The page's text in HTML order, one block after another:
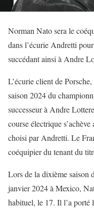
Norman Nato sera le
dans l’écurie Andretti
succédant ainsi à Andre
L’écurie client de
saison 2024 du
successeur à Andre
course électrique
choisi par Andretti. Le
coéquipier du tenant du
Lors de la dixième saison
janvier 2024 à Mexico,
habituel, le 17. Il l’a porté